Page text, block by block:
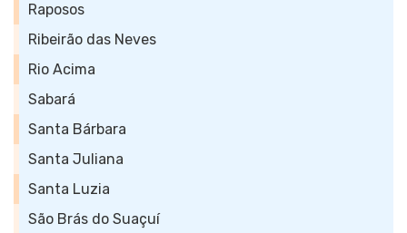
Raposos
Ribeirão das Neves
Rio Acima
Sabará
Santa Bárbara
Santa Juliana
Santa Luzia
São Brás do Suaçuí